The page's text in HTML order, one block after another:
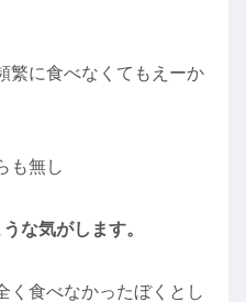
繁に食べなくてもえーか
も無し
な気がします。
く食べなかったぼくとし